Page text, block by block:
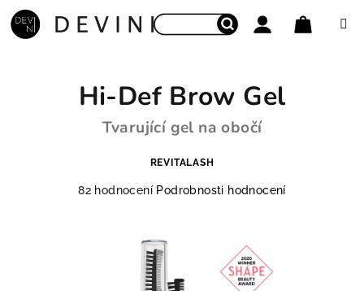
Přejít na obsah
Hi-Def Brow Gel
Tvarující gel na obočí
REVITALASH
Průměrné hodnocení produktu je 4,6 z 5
82 hodnocení Podrobnosti hodnocení